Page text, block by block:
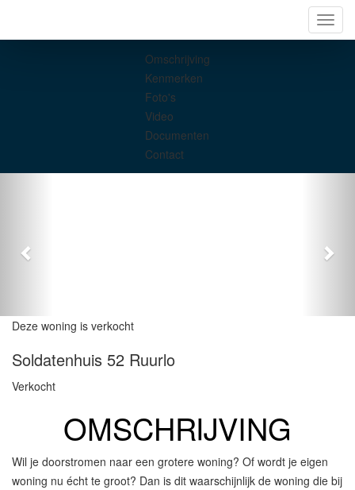
Omschrijving
Kenmerken
Foto's
Video
Documenten
Contact
Deze woning is verkocht
Soldatenhuis 52 Ruurlo
Verkocht
OMSCHRIJVING
Wil je doorstromen naar een grotere woning? Of wordt je eigen
woning nu écht te groot? Dan is dit waarschijnlijk de woning die bij